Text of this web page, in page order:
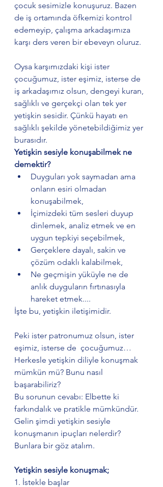
çocuk sesimizle konuşuruz. Bazen
de iş ortamında öfkemizi kontrol
edemeyip, çalışma arkadaşımıza
karşı ders veren bir ebeveyn oluruz.
Oysa karşımızdaki kişi ister
çocuğumuz, ister eşimiz, isterse de
iş arkadaşımız olsun, dengeyi kuran,
sağlıklı ve gerçekçi olan tek yer
yetişkin sesidir. Çünkü hayatı en
sağlıklı şekilde yönetebildiğimiz yer
burasıdır.
Yetişkin sesiyle konuşabilmek ne
demektir?
Duyguları yok saymadan ama
onların esiri olmadan
konuşabilmek,
İçimizdeki tüm sesleri duyup
dinlemek, analiz etmek ve en
uygun tepkiyi seçebilmek,
Gerçeklere dayalı, sakin ve
çözüm odaklı kalabilmek,
Ne geçmişin yüküyle ne de
anlık duyguların fırtınasıyla
hareket etmek....
İşte bu, yetişkin iletişimidir.
Peki ister patronumuz olsun, ister
eşimiz, isterse de  çocuğumuz…
Herkesle yetişkin diliyle konuşmak
mümkün mü? Bunu nasıl
başarabiliriz?
Bu sorunun cevabı: Elbette ki
farkındalık ve pratikle mümkündür.
Gelin şimdi yetişkin sesiyle
konuşmanın ipuçları nelerdir?
Bunlara bir göz atalım.
Yetişkin sesiyle konuşmak;
1. İstekle başlar